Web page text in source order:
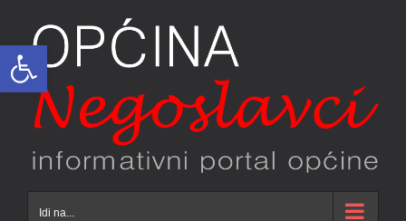
Open toolbar
content
Idi na...